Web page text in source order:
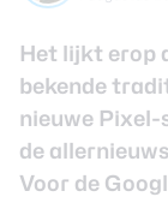
Het lijkt erop
bekende
nieuwe
de
Voor de